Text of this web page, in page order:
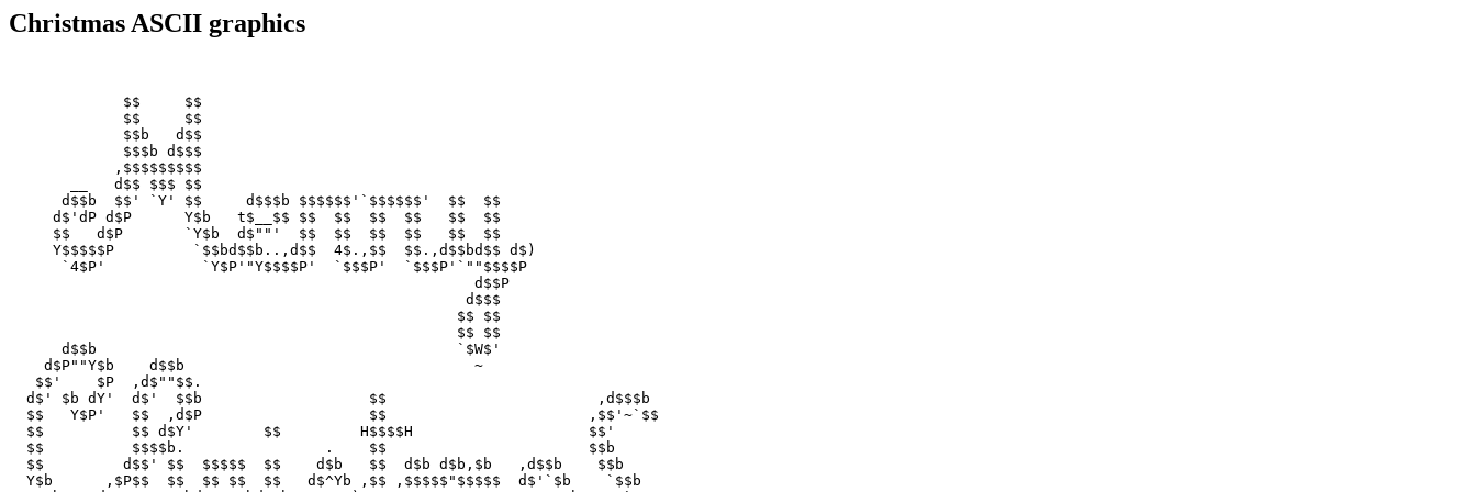
Christmas ASCII graphics
             $$     $$
             $$     $$
             $$b   d$$
             $$$b d$$$
            ,$$$$$$$$$
       __   d$$ $$$ $$
      d$$b  $$' `Y' $$     d$$$b $$$$$$'`$$$$$$'  $$  $$
     d$'dP d$P      Y$b   t$__$$ $$  $$  $$  $$   $$  $$
     $$   d$P       `Y$b  d$""'  $$  $$  $$  $$   $$  $$
     Y$$$$$P         `$$bd$$b..,d$$  4$.,$$  $$.,d$$bd$$ d$)
      `4$P'           `Y$P'"Y$$$$P'  `$$$P'  `$$$P'`""$$$$P
                                                     d$$P
                                                    d$$$
                                                   $$ $$
                                                   $$ $$
      d$$b                                         `$W$'
    d$P""Y$b    d$$b                                 ~
   $$'    $P  ,d$""$$.
  d$' $b dY'  d$'  $$b                   $$                        ,d$$$b
  $$   Y$P'   $$  ,d$P                   $$                       ,$$'~`$$
  $$          $$ d$Y'        $$         H$$$$H                    $$'
  $$          $$$$b.                .    $$                       $$b
  $$         d$$' $$  $$$$$  $$    d$b   $$  d$b d$b,$b   ,d$$b    $$b
  Y$b      ,$P$$  $$  $$ $$  $$   d$^Yb ,$$ ,$$$$$"$$$$$  d$'`$b    `$$b